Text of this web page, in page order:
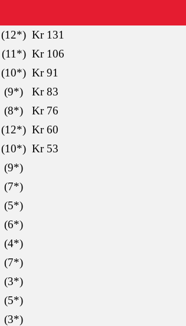
(12*) Kr 131
(11*) Kr 106
(10*) Kr 91
(9*)
Kr 83
(8*)
Kr 76
(12*) Kr 60
(10*) Kr 53
(9*)
(7*)
(5*)
(6*)
(4*)
(7*)
(3*)
(5*)
(3*)